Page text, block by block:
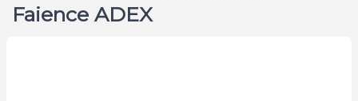
Faience ADEX